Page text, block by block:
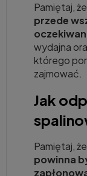
Pamiętaj, że
przede
wydajna
którego
zajmować.
Jak
Pamiętaj, że
powinna